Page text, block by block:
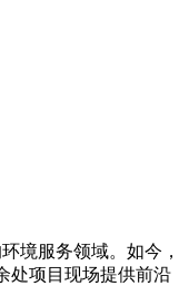
境服务领域。如今，
处项目现场提供前沿